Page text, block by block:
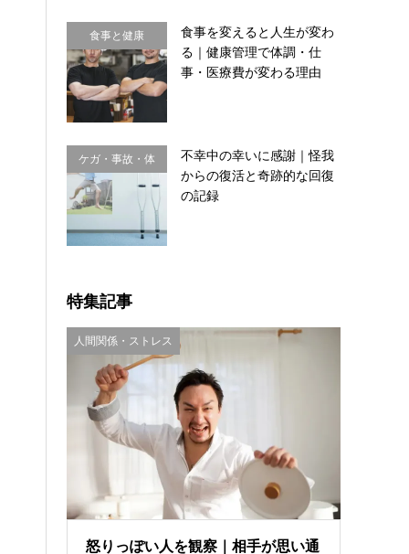
食事と健康
食事を変えると人生が変わ
る｜健康管理で体調・仕
事・医療費が変わる理由
ケガ・事故・体
のサイン
不幸中の幸いに感謝｜怪我
からの復活と奇跡的な回復
の記録
特集記事
人間関係・ストレス
怒りっぽい人を観察｜相手が思い通